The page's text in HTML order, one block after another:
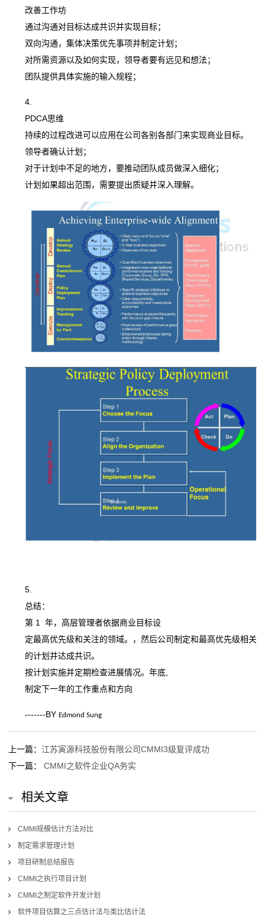
改善工作坊
通过沟通对目标达成共识并实现目标；
双向沟通，集体决策优先事项并制定计划；
对所需资源以及如何实现，领导者要有远见和想法；
团队提供具体实施的输入规程；
PDCA思维
持续的过程改进可以应用在公司各别各部门来实现商业目标。
领导者确认计划；
对于计划中不足的地方，要推动团队成员做深入细化；
计划如果超出范围，需要提出质疑并深入理解。
总结：
第 1 年，高层管理者依据商业目标设
定最高优先级和关注的领域。，然后公司制定和最高优先级相关
的计划并达成共识。
按计划实施并定期检查进展情况。年底,
制定下一年的工作重点和方向
-------BY Edmond Sung
上一篇： 江苏寅源科技股份有限公司CMMI3级复评成功
下一篇： CMMI之软件企业QA务实
相关文章
CMMI规模估计方法对比
制定需求管理计划
项目研制总结报告
CMMI之执行项目计划
CMMI之制定软件开发计划
软件项目估算之三点估计法与类比估计法